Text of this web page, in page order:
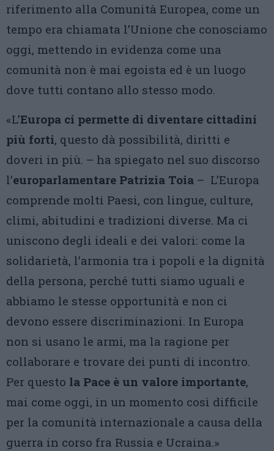
riferimento alla Comunità Europea, come un
tempo era chiamata l’Unione che conosciamo
oggi, mettendo in evidenza come una
comunità non è mai egoista ed è un luogo
dove tutti contano allo stesso modo.
«L’Europa ci permette di diventare cittadini
più forti, questo dà possibilità, diritti e
doveri in più. – ha spiegato nel suo discorso
l’europarlamentare Patrizia Toia – L’Europa
comprende molti Paesi, con lingue, culture,
climi, abitudini e tradizioni diverse. Ma ci
uniscono degli ideali e dei valori: come la
solidarietà, l’armonia tra i popoli e la dignità
della persona, perché tutti siamo uguali e
abbiamo le stesse opportunità e non ci
devono essere discriminazioni. In Europa
non si usano le armi, ma la ragione per
collaborare e trovare dei punti di incontro.
Per questo la Pace è un valore importante,
mai come oggi, in un momento così difficile
per la comunità internazionale a causa della
guerra in corso fra Russia e Ucraina.»